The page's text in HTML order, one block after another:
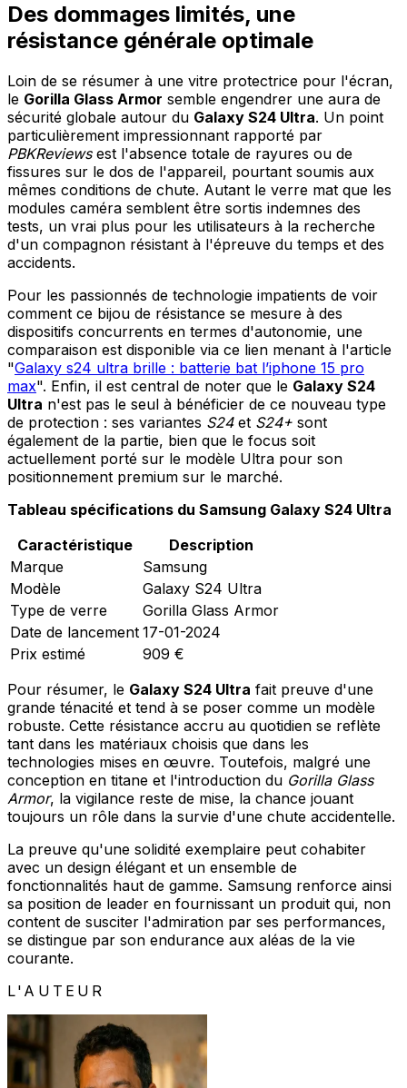
Des dommages limités, une
résistance générale optimale
Loin de se résumer à une vitre protectrice pour l'écran,
le Gorilla Glass Armor semble engendrer une aura de
sécurité globale autour du Galaxy S24 Ultra. Un point
particulièrement impressionnant rapporté par
PBKReviewsest l'absence totale de rayures ou de
fissures sur le dos de l'appareil, pourtant soumis aux
mêmes conditions de chute. Autant le verre mat que les
modules caméra semblent être sortis indemnes des
tests, un vrai plus pour les utilisateurs à la recherche
d'un compagnon résistant à l'épreuve du temps et des
accidents.
Pour les passionnés de technologie impatients de voir
comment ce bijou de résistance se mesure à des
dispositifs concurrents en termes d'autonomie, une
comparaison est disponible via ce lien menant à l'article
"Galaxy s24 ultra brille : batterie bat l’iphone 15 pro
max". Enfin, il est central de noter que le Galaxy S24
Ultra n'est pas le seul à bénéficier de ce nouveau type
de protection : ses variantes S24et S24+ sont
également de la partie, bien que le focus soit
actuellement porté sur le modèle Ultra pour son
positionnement premium sur le marché.
Tableau spécifications du Samsung Galaxy S24 Ultra
Caractéristique
Description
Marque
Samsung
Modèle
Galaxy S24 Ultra
Type de verre
Gorilla Glass Armor
Date de lancement 17-01-2024
Prix estimé
909 €
Pour résumer, le Galaxy S24 Ultra fait preuve d'une
grande ténacité et tend à se poser comme un modèle
robuste. Cette résistance accru au quotidien se reflète
tant dans les matériaux choisis que dans les
technologies mises en œuvre. Toutefois, malgré une
conception en titane et l'introduction du Gorilla Glass
Armor, la vigilance reste de mise, la chance jouant
toujours un rôle dans la survie d'une chute accidentelle.
La preuve qu'une solidité exemplaire peut cohabiter
avec un design élégant et un ensemble de
fonctionnalités haut de gamme. Samsung renforce ainsi
sa position de leader en fournissant un produit qui, non
content de susciter l'admiration par ses performances,
se distingue par son endurance aux aléas de la vie
courante.
L'AUTEUR